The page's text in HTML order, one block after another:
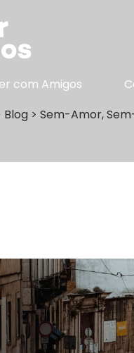
com Amigos
Blog > Sem-Amor,